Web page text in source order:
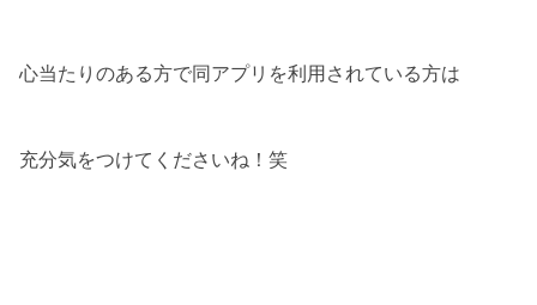
心当たりのある方で同アプリを利用されている方は
充分気をつけてくださいね！笑